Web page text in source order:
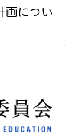
画につい